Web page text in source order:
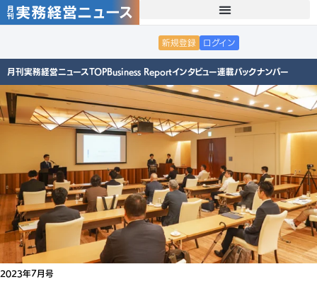
新規登録 ログイン
月刊実務経営ニュースTOPBusiness Reportインタビュー連載バックナンバー
2023年7月号